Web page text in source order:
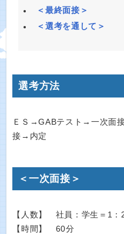
＜最終面接＞
＜選考を通して＞
選考方法
ＥＳ→GABテスト→一次面
接→内定
＜一次面接＞
【人数】 社員：学生＝1：
【時間】 60分